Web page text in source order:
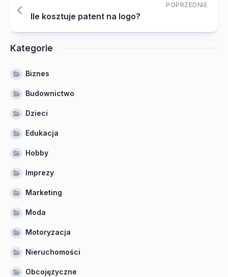
POPRZEDNIE
Ile kosztuje patent na logo?
Kategorie
Biznes
Budownictwo
Dzieci
Edukacja
Hobby
Imprezy
Marketing
Moda
Motoryzacja
Nieruchomości
Obcojęzyczne